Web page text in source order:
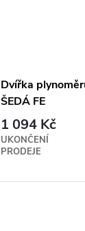
Dvířka
ŠEDÁ FE
1 094 Kč
UKONČENÍ
PRODEJE